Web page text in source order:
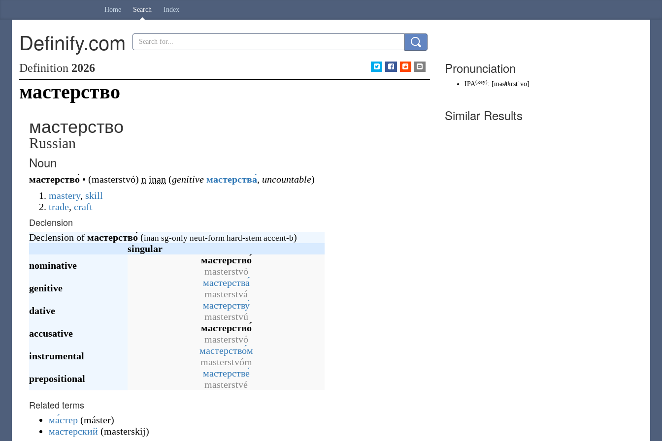
Home Search Index
Definify.com
Definition 2026
мастерство
мастерство
Russian
Noun
мастерство́ • (masterstvó) n inan (genitive мастерства́, uncountable)
mastery, skill
trade, craft
Declension
Declension of мастерство́ (inan sg-only neut-form hard-stem accent-b)
singular
nominative
мастерство́
masterstvó
genitive
мастерства́
masterstvá
dative
мастерству́
masterstvú
accusative
мастерство́
masterstvó
instrumental
мастерство́м
masterstvóm
prepositional
мастерстве́
masterstvé
Related terms
ма́стер (máster)
мастерский (masterskij)
Pronunciation
IPA(key): [məsʲtʲɪrstˈvo]
Similar Results